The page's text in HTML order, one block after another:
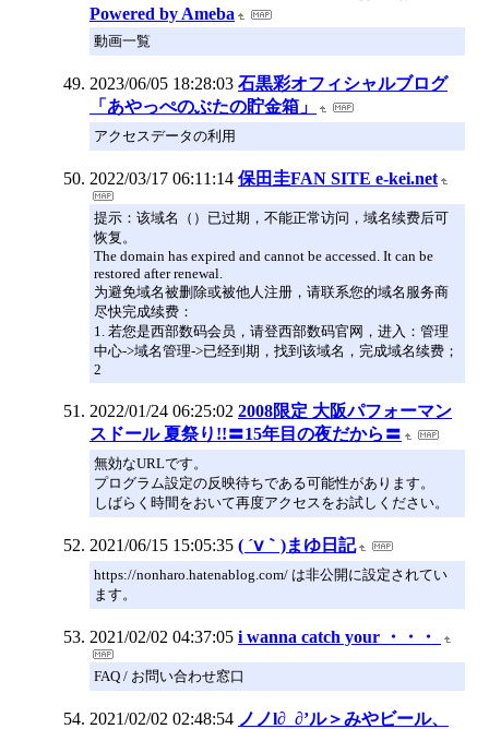
Powered by Ameba
動画一覧
2023/06/05 18:28:03 石黒彩オフィシャルブログ
「あやっぺのぶたの貯金箱」
アクセスデータの利用
2022/03/17 06:11:14 保田圭FAN SITE e-kei.net
提示：该域名（）已过期，不能正常访问，域名续费后可
恢复。
The domain has expired and cannot be accessed. It can be
restored after renewal.
为避免域名被删除或被他人注册，请联系您的域名服务商
尽快完成续费：
1. 若您是西部数码会员，请登西部数码官网，进入：管理
中心->域名管理->已经到期，找到该域名，完成域名续费；
2
2022/01/24 06:25:02 2008限定 大阪パフォーマン
スドール 夏祭り!!〓15年目の夜だから〓
無効なURLです。
プログラム設定の反映待ちである可能性があります。
しばらく時間をおいて再度アクセスをお試しください。
2021/06/15 15:05:35 ( ´ⅴ｀)まゆ日記
https://nonharo.hatenablog.com/ は非公開に設定されてい
ます。
2021/02/02 04:37:05 i wanna catch your ・・・
FAQ / お問い合わせ窓口
2021/02/02 02:48:54 ノノl∂_∂’ル＞みやビール、